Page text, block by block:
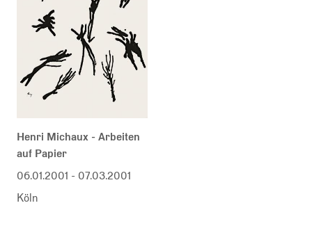
Henri Michaux - Arbeiten
auf Papier
06.01.2001 - 07.03.2001
Köln